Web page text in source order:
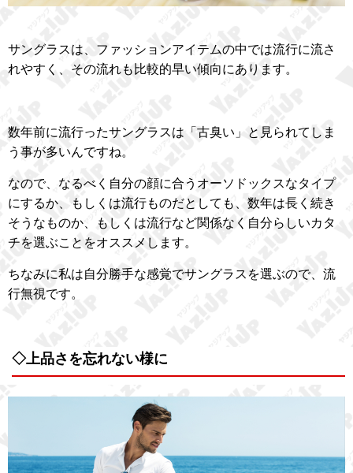
サングラスは、ファッションアイテムの中では流行に流さ
れやすく、その流れも比較的早い傾向にあります。
数年前に流行ったサングラスは「古臭い」と見られてしま
う事が多いんですね。
なので、なるべく自分の顔に合うオーソドックスなタイプ
にするか、もしくは流行ものだとしても、数年は長く続き
そうなものか、もしくは流行など関係なく自分らしいカタ
チを選ぶことをオススメします。
ちなみに私は自分勝手な感覚でサングラスを選ぶので、流
行無視です。
◇上品さを忘れない様に